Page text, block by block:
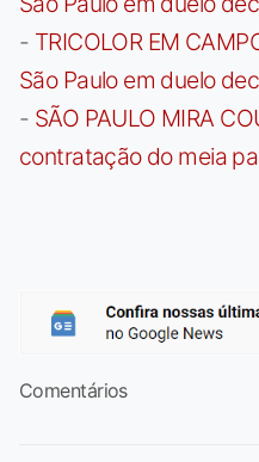
- TRICOLOR EM
São Paulo em duelo
- SÃO PAULO MIRA
contratação do meia
Comentários